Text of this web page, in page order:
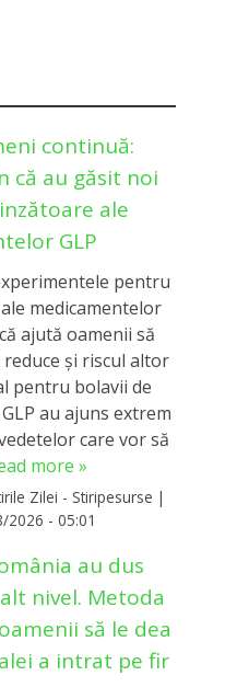
continuă:
că au găsit noi
ale
GLP
pentru
medicamentelor
ajută oamenii să
și riscul altor
pentru bolavii de
au ajuns extrem
care vor să
more »
Zilei - Stiripesurse |
2026 - 05:01
au dus
nivel. Metoda
să le dea
a intrat pe fir